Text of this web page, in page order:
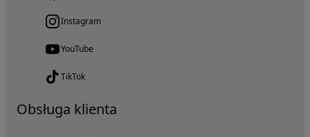
Instagram
YouTube
TikTok
Obsługa klienta